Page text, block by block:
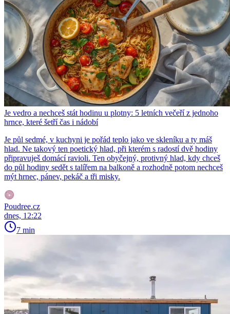
Je vedro a nechceš stát hodinu u plotny: 5 letních večeří z jednoho
hrnce, které šetří čas i nádobí
Je půl sedmé, v kuchyni je pořád teplo jako ve skleníku a ty máš
hlad. Ne takový ten poetický hlad, při kterém s radostí dvě hodiny
připravuješ domácí ravioli. Ten obyčejný, protivný hlad, kdy chceš
do půl hodiny sedět s talířem na balkoně a rozhodně potom nechceš
mýt hrnec, pánev, pekáč a tři misky.
Poudree.cz
dnes, 12:22
7 min